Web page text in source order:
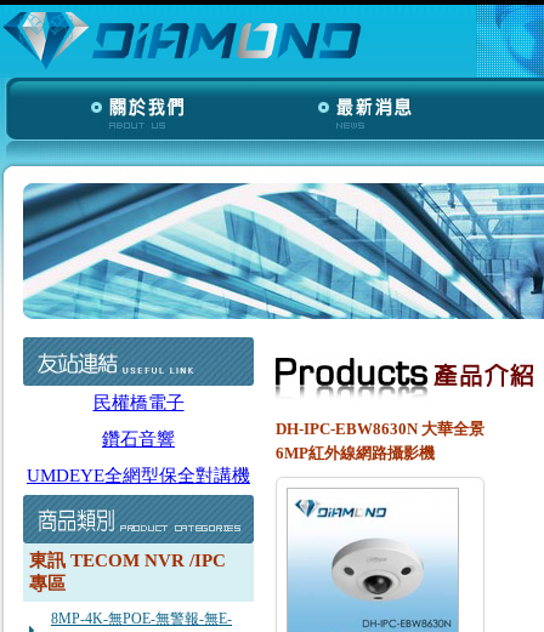
民權橋電子
鑽石音響
UMDEYE全網型保全對講機
東訊 TECOM NVR /IPC
專區
8MP-4K-無POE-無警報-無E-
DH-IPC-EBW8630N 大華全景
6MP紅外線網路攝影機